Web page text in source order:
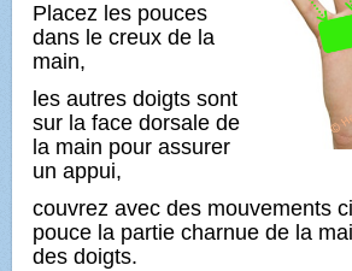
Placez les pouces
dans le creux de la
main,
les autres doigts sont
sur la face dorsale de
la main pour assurer
un appui,
couvrez avec des mouvements
pouce la partie charnue de la
des doigts.